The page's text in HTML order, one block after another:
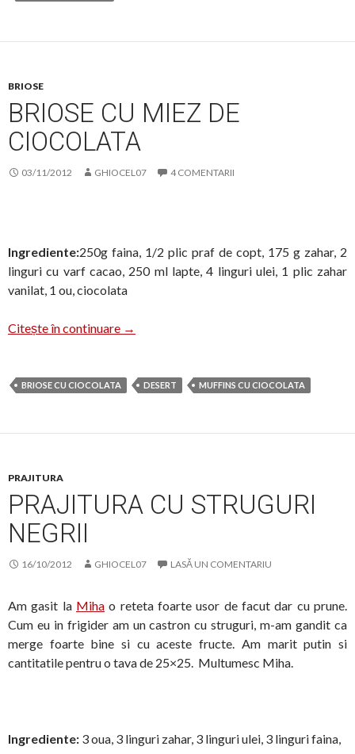
BRIOSE
BRIOSE CU MIEZ DE
CIOCOLATA
03/11/2012 GHIOCEL07 4 COMENTARII
Ingrediente:250g faina, 1/2 plic praf de copt, 175 g zahar, 2
linguri cu varf cacao, 250 ml lapte, 4 linguri ulei, 1 plic zahar
vanilat, 1 ou, ciocolata
Citește în continuare Briose cu miez de ciocolata
→
BRIOSE CU CIOCOLATA DESERT MUFFINS CU CIOCOLATA
PRAJITURA
PRAJITURA CU STRUGURI
NEGRII
16/10/2012 GHIOCEL07 LASĂ UN COMENTARIU
Am gasit la Miha o reteta foarte usor de facut dar cu prune.
Cum eu in frigider am un castron cu struguri, m-am gandit ca
merge foarte bine si cu aceste fructe. Am marit putin si
cantitatile pentru o tava de 25×25. Multumesc Miha.
Ingrediente: 3 oua, 3 linguri zahar, 3 linguri ulei, 3 linguri faina,